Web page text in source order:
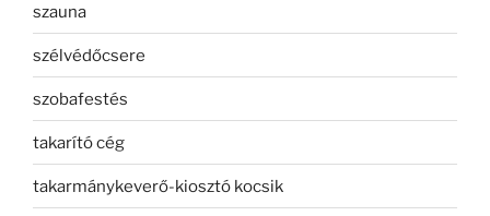
szauna
szélvédőcsere
szobafestés
takarító cég
takarmánykeverő-kiosztó kocsik